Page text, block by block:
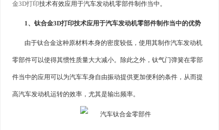
金3D打印技术有效应用于汽车发动机零部件制作当中。
1、钛合金3D打印技术应用于汽车发动机零部件制作当中的优势
由于钛合金这种原材料本身的密度较低，使用其制作汽车发动机
零部件可以使得其惯性质量大大减小。除此之外，钛气门弹簧在零部
件当中的应用可以为汽车车身自由振动提供更加便利的条件，从而提
高汽车发动机运转的效率，尤其是输出频率。